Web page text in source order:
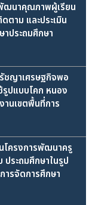
พัฒนาคุณภาพผู้เรียน
ตาม และประเมิน
ประถมศึกษา
ชญาเศรษฐกิจพอ
ปแบบโคก หนอง
านเขตพื้นที่การ
โครงการพัฒนาครู
ประถมศึกษาในรูป
ารจัดการศึกษา